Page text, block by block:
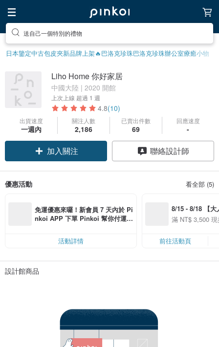
送自己一個特別的禮物
日本鑒定中古包皮夾新品牌上架🔥巴洛克珍珠巴洛克珍珠辦公室療癒小物
Liho Home 你好家居
中國大陸 | 2020 開館
上次上線 超過 1 週
4.8(10)
出貨速度
一週內
關注人數
2,186
已賣出件數
69
回應速度
-
加入關注 聯絡設計師
優惠活動 看全部 (5)
免運優惠來囉！新會員 7 天內於 Pi
nkoi APP 下單 Pinkoi 幫你付運
活動詳情
8/15 - 8/18 【大
季】滿
50
滿 NT$ 3,500
前往活動頁
設計館商品